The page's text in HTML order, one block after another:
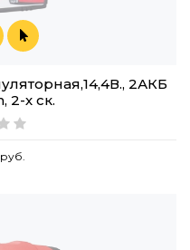
2АКБ
2-х ск.
руб.